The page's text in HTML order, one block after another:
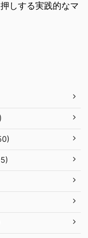
しする実践的なマ